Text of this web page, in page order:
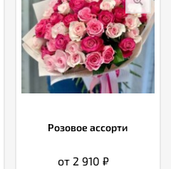
Розовое ассорти
от 2 910₽